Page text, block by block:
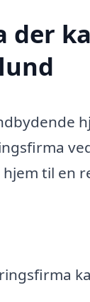
der
til en